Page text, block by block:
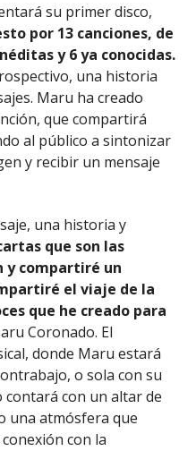
su primer disco,
por 13 canciones, de
y 6 ya conocidas.
una historia
Maru ha creado
que compartirá
al público a sintonizar
y recibir un mensaje
una historia y
que son las
y compartiré un
el viaje de la
que he creado para
Coronado. El
donde Maru estará
o sola con su
contará con un altar de
una atmósfera que
con la